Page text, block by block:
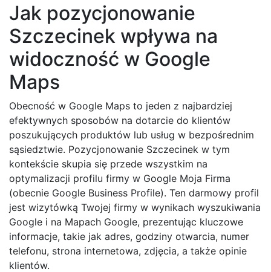
Jak pozycjonowanie
Szczecinek wpływa na
widoczność w Google
Maps
Obecność w Google Maps to jeden z najbardziej
efektywnych sposobów na dotarcie do klientów
poszukujących produktów lub usług w bezpośrednim
sąsiedztwie. Pozycjonowanie Szczecinek w tym
kontekście skupia się przede wszystkim na
optymalizacji profilu firmy w Google Moja Firma
(obecnie Google Business Profile). Ten darmowy profil
jest wizytówką Twojej firmy w wynikach wyszukiwania
Google i na Mapach Google, prezentując kluczowe
informacje, takie jak adres, godziny otwarcia, numer
telefonu, strona internetowa, zdjęcia, a także opinie
klientów.